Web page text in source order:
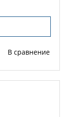
В сравнение